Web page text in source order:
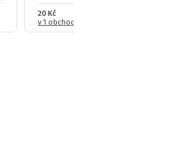
20 Kč
v 1 obchodě